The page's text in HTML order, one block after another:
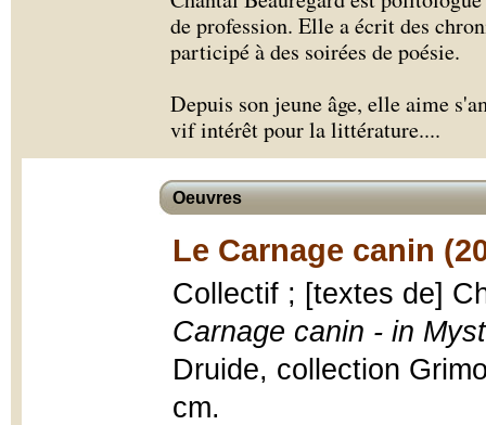
de profession. Elle a écrit des
participé à des soirées de poésie.
Depuis son jeune âge, elle aime
vif intérêt pour la littérature....
Oeuvres
Le Carnage canin
Collectif ; [textes de]
Carnage canin - in
Druide, collection
cm.